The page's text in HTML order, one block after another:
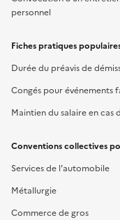
personnel
Fiches pratiques
Durée du préavis de
Congés pour événements
Maintien du salaire en cas
Conventions collectives
Services de l'automobile
Métallurgie
Commerce de gros